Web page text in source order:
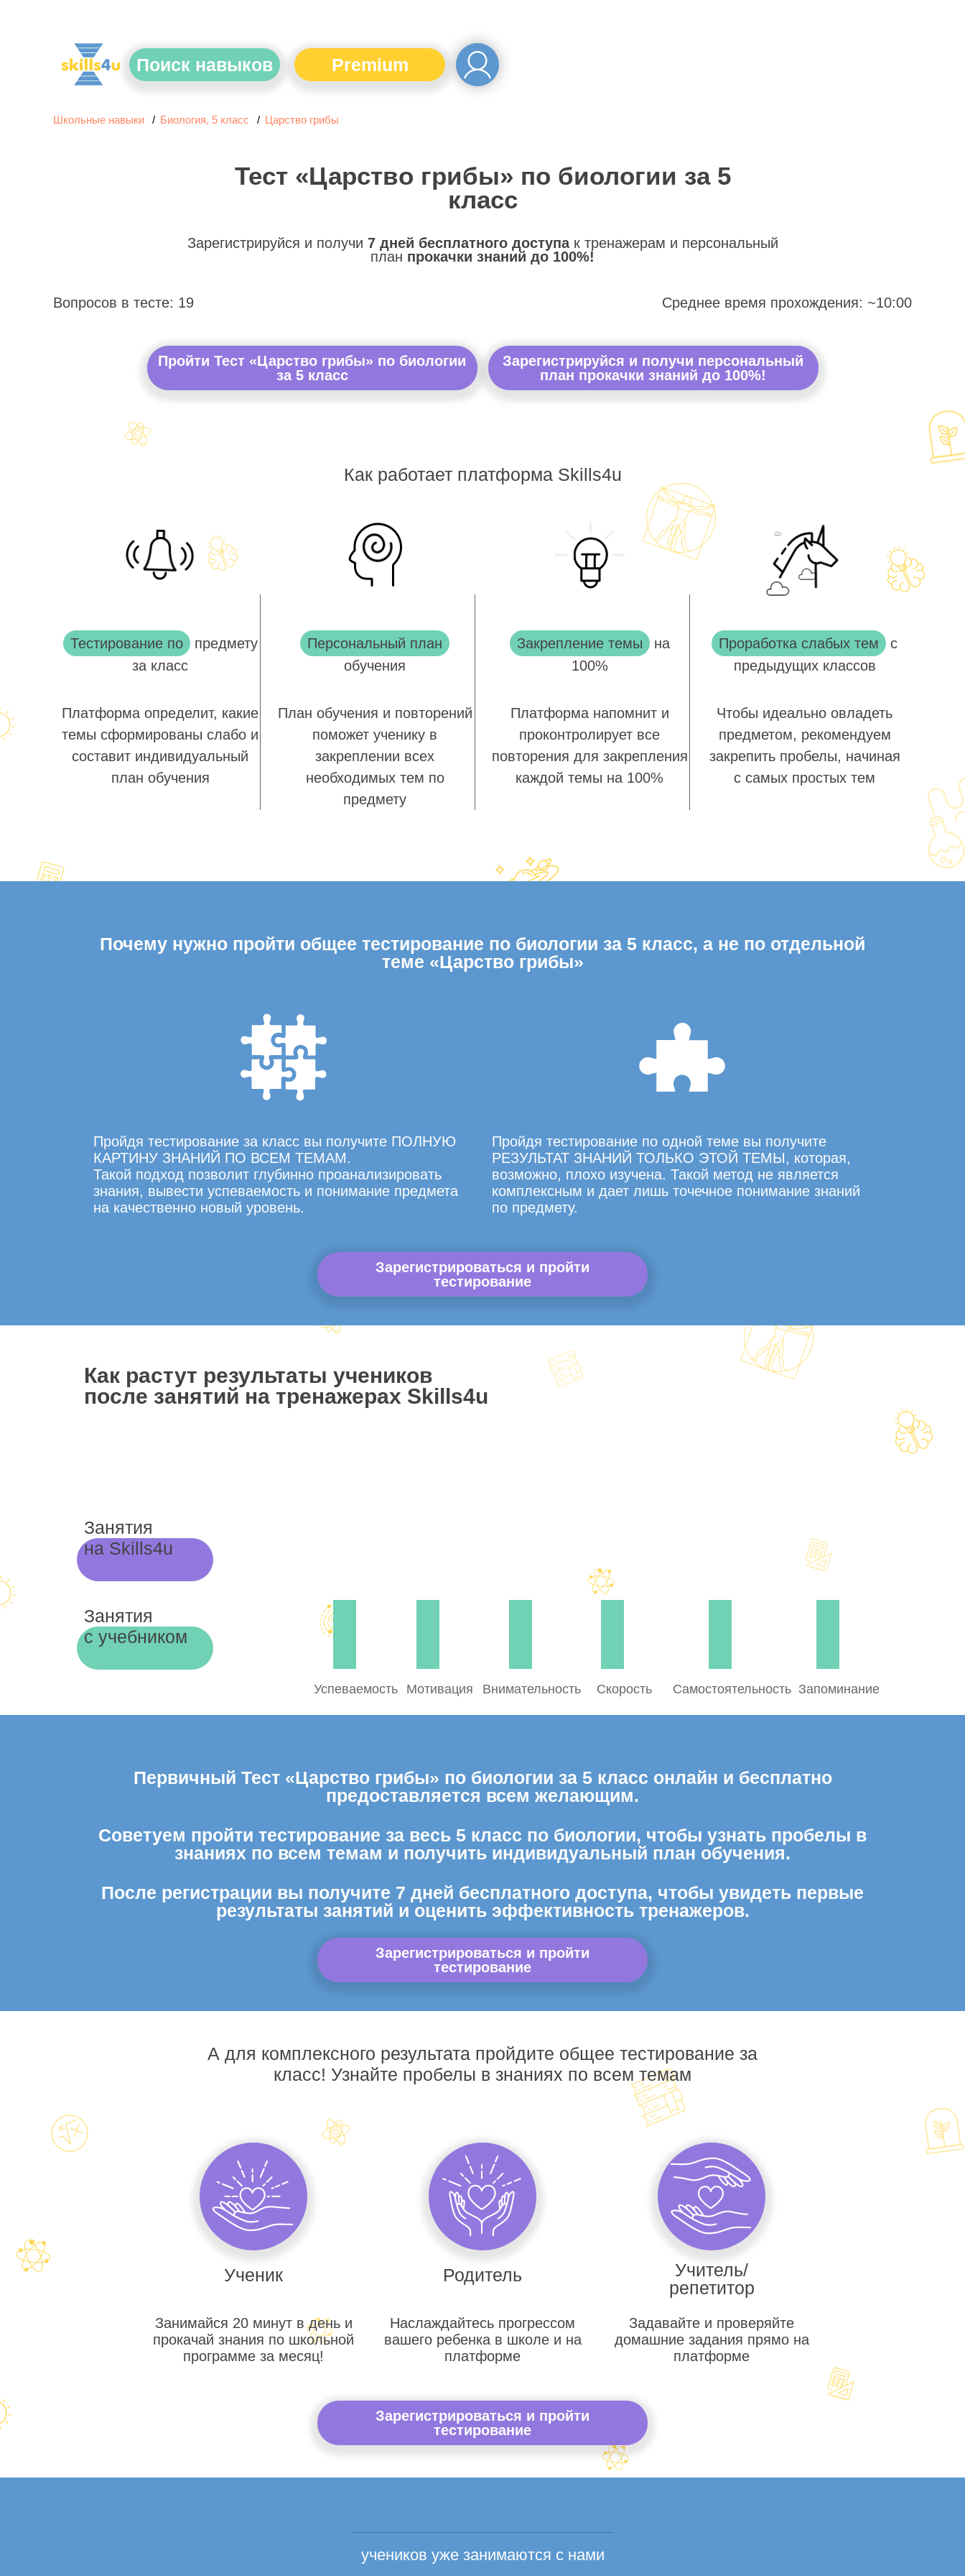
Поиск навыков Premium
Школьные навыки Биология, 5 класс Царство грибы
Тест «Царство грибы» по биологии за 5
класс
Зарегистрируйся и получи 7 дней бесплатного доступак тренажерам и персональный
план прокачки знаний до 100%!
Вопросов в тесте: 19 Среднее время прохождения: ~10:00
Пройти Тест «Царство грибы» по биологии
за 5 класс
Зарегистрируйся и получи персональный
план прокачки знаний до 100%!
Как работает платформа Skills4u
Тестирование по предмету
за класс
Платформа определит, какие
темы сформированы слабо и
составит индивидуальный
план обучения
Персональный план
обучения
План обучения и повторений
поможет ученику в
закреплении всех
необходимых тем по
предмету
Закрепление темы на
100%
Платформа напомнит и
проконтролирует все
повторения для закрепления
каждой темы на 100%
Проработка слабых тем
с
предыдущих классов
Чтобы идеально овладеть
предметом, рекомендуем
закрепить пробелы, начиная
с самых простых тем
Почему нужно пройти общее тестирование по биологии за 5 класс, а не по отдельной
теме «Царство грибы»
Пройдя тестирование за класс вы получите ПОЛНУЮ
КАРТИНУ ЗНАНИЙ ПО ВСЕМ ТЕМАМ.
Такой подход позволит глубинно проанализировать
знания, вывести успеваемость и понимание предмета
на качественно новый уровень.
Пройдя тестирование по одной теме вы получите
РЕЗУЛЬТАТ ЗНАНИЙ ТОЛЬКО ЭТОЙ ТЕМЫ, которая,
возможно, плохо изучена. Такой метод не является
комплексным и дает лишь точечное понимание знаний
по предмету.
Зарегистрироваться и пройти
тестирование
Как растут результаты учеников
после занятий на тренажерах Skills4u
Занятия
на Skills4u
Занятия
с учебником
Успеваемость Мотивация Внимательность Скорость Самостоятельность Запоминание
Первичный Тест «Царство грибы» по биологии за 5 класс онлайн и бесплатно
предоставляется всем желающим.
Советуем пройти тестирование за весь 5 класс по биологии, чтобы узнать пробелы в
знаниях по всем темам и получить индивидуальный план обучения.
После регистрации вы получите 7 дней бесплатного доступа, чтобы увидеть первые
результаты занятий и оценить эффективность тренажеров.
Зарегистрироваться и пройти
тестирование
А для комплексного результата пройдите общее тестирование за
класс! Узнайте пробелы в знаниях по всем темам
Ученик
Занимайся 20 минут в день и
прокачай знания по школьной
программе за месяц!
Родитель
Наслаждайтесь прогрессом
вашего ребенка в школе и на
платформе
Учитель/
репетитор
Задавайте и проверяйте
домашние задания прямо на
платформе
Зарегистрироваться и пройти
тестирование
учеников уже занимаются с нами